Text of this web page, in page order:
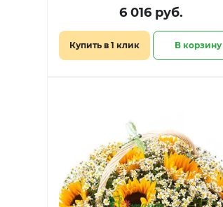
6 016 руб.
Купить в 1 клик В корзину